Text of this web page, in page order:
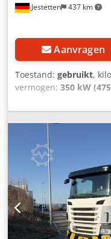
Jestetten 437 km
Aanvragen
Toestand: gebruikt,
vermogen: 350 kW
,
laadgewicht:10.300 kg
10mm, asconfiguratie:
keuring (TÜV):
soort overbrenging:
ophanging:
,
mm
, totale breedte:
mm, voorbandmaat:
gewicht:26.000 kg,